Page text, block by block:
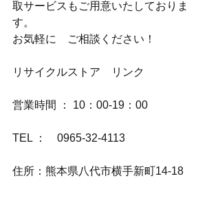
取サービスもご用意いたしておりま
す。
お気軽に　ご相談ください！
リサイクルストア　リンク
営業時間 ： 10：00-19：00
TEL ：　0965-32-4113
住所：熊本県八代市横手新町14-18